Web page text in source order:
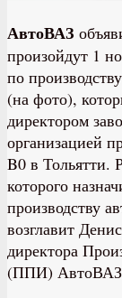
АвтоВАЗ
произойдут 1
по
(на фото),
директором
организацией
B0 в Тольятти.
которого
производству
возглавит
директора
(ППИ)